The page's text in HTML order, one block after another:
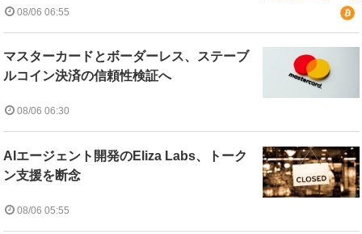
08/06 06:55
マスターカードとボーダーレス、ステーブ
ルコイン決済の信頼性検証へ
08/06 06:30
AIエージェント開発のEliza Labs、トーク
ン支援を断念
08/06 05:55